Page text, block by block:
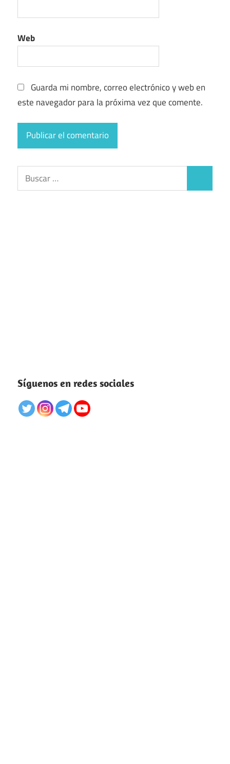
Web
Guarda mi nombre, correo electrónico y web en
este navegador para la próxima vez que comente.
Buscar:
Síguenos en redes sociales